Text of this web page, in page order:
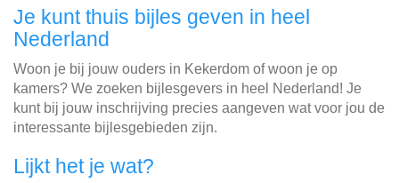
Je kunt thuis bijles geven in heel
Nederland
Woon je bij jouw ouders in Kekerdom of woon je op
kamers? We zoeken bijlesgevers in heel Nederland! Je
kunt bij jouw inschrijving precies aangeven wat voor jou de
interessante bijlesgebieden zijn.
Lijkt het je wat?